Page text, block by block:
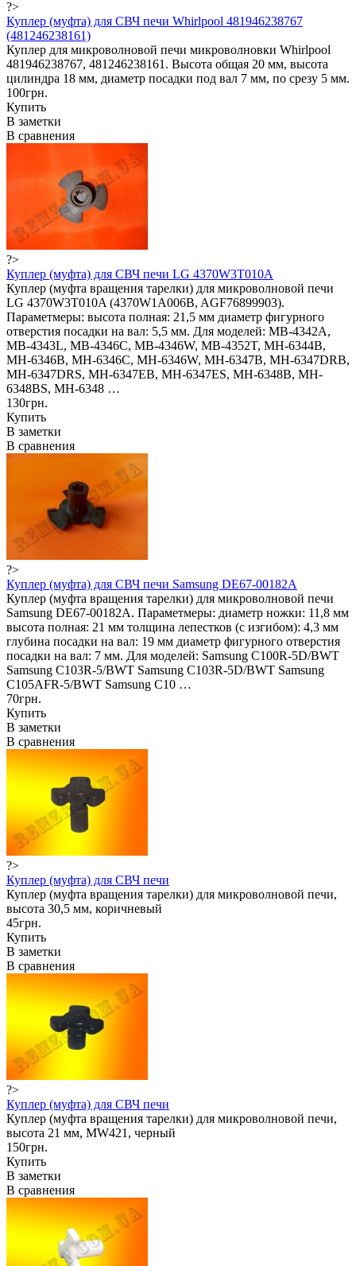
?>
Куплер (муфта) для СВЧ печи Whirlpool 481946238767
(481246238161)
Куплер для микроволновой печи микроволновки Whirlpool
481946238767, 481246238161. Высота общая 20 мм, высота
цилиндра 18 мм, диаметр посадки под вал 7 мм, по срезу 5 мм.
100грн.
Купить
В заметки
В сравнения
?>
Куплер (муфта) для СВЧ печи LG 4370W3T010A
Куплер (муфта вращения тарелки) для микроволновой печи
LG 4370W3T010A (4370W1A006B, AGF76899903).
Параметмеры: высота полная: 21,5 мм диаметр фигурного
отверстия посадки на вал: 5,5 мм. Для моделей: MB-4342A,
MB-4343L, MB-4346C, MB-4346W, MB-4352T, MH-6344B,
MH-6346B, MH-6346C, MH-6346W, MH-6347B, MH-6347DRB,
MH-6347DRS, MH-6347EB, MH-6347ES, MH-6348B, MH-
6348BS, MH-6348 …
130грн.
Купить
В заметки
В сравнения
?>
Куплер (муфта) для СВЧ печи Samsung DE67-00182A
Куплер (муфта вращения тарелки) для микроволновой печи
Samsung DE67-00182A. Параметмеры: диаметр ножки: 11,8 мм
высота полная: 21 мм толщина лепестков (с изгибом): 4,3 мм
глубина посадки на вал: 19 мм диаметр фигурного отверстия
посадки на вал: 7 мм. Для моделей: Samsung C100R-5D/BWT
Samsung C103R-5/BWT Samsung C103R-5D/BWT Samsung
C105AFR-5/BWT Samsung C10 …
70грн.
Купить
В заметки
В сравнения
?>
Куплер (муфта) для СВЧ печи
Куплер (муфта вращения тарелки) для микроволновой печи,
высота 30,5 мм, коричневый
45грн.
Купить
В заметки
В сравнения
?>
Куплер (муфта) для СВЧ печи
Куплер (муфта вращения тарелки) для микроволновой печи,
высота 21 мм, MW421, черный
150грн.
Купить
В заметки
В сравнения